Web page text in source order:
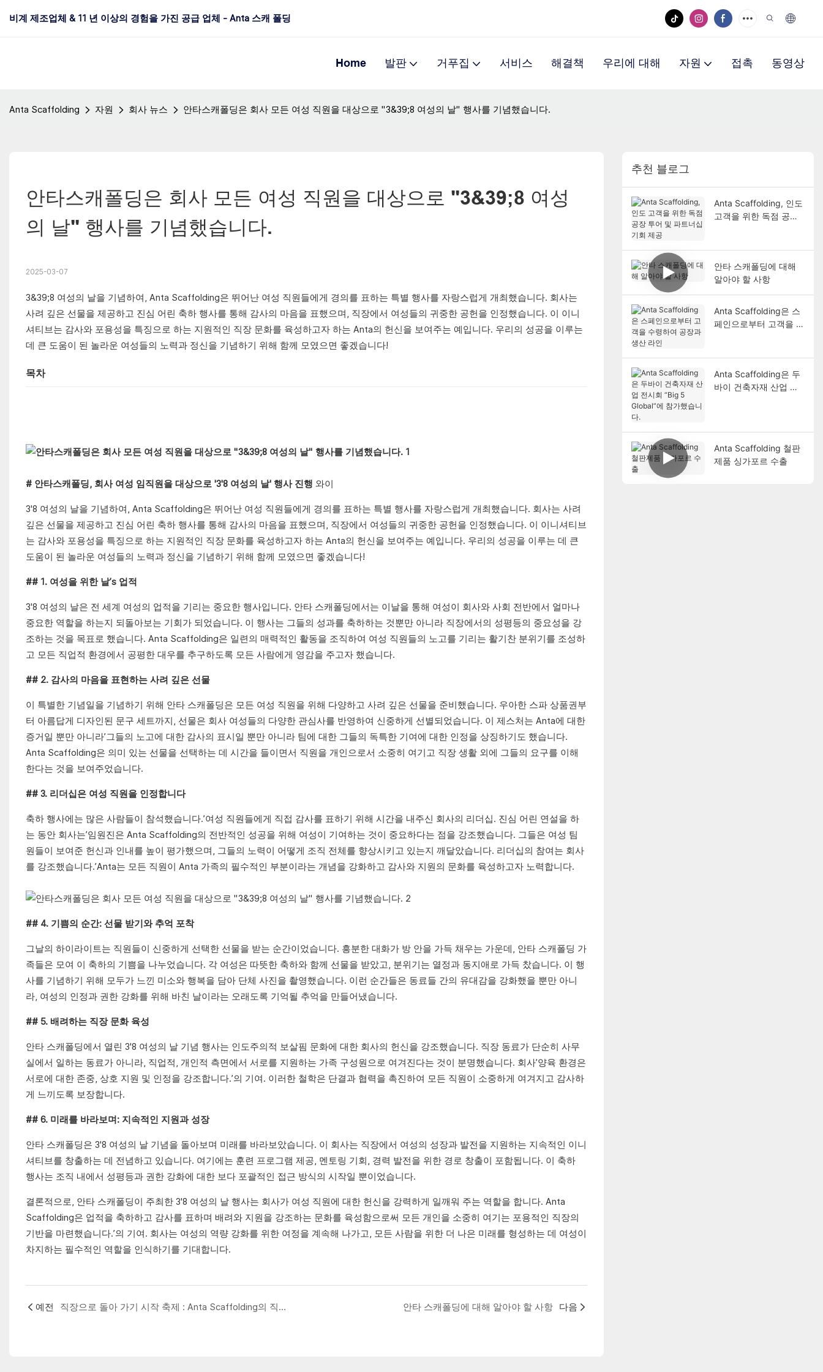
비계 제조업체 & 11 년 이상의 경험을 가진 공급 업체 - Anta 스캐 폴딩
Home 발판 거푸집 서비스 해결책 우리에 대해 자원 접촉 동영상
Anta Scaffolding 자원 회사 뉴스 안타스캐폴딩은 회사 모든 여성 직원을 대상으로 "3&39;8 여성의 날" 행사를 기념했습니다.
안타스캐폴딩은 회사 모든 여성 직원을 대상으로 "3&39;8 여성
의 날" 행사를 기념했습니다.
2025-03-07
3&39;8 여성의 날을 기념하여, Anta Scaffolding은 뛰어난 여성 직원들에게 경의를 표하는 특별 행사를 자랑스럽게 개최했습니다. 회사는
사려 깊은 선물을 제공하고 진심 어린 축하 행사를 통해 감사의 마음을 표했으며, 직장에서 여성들의 귀중한 공헌을 인정했습니다. 이 이니
셔티브는 감사와 포용성을 특징으로 하는 지원적인 직장 문화를 육성하고자 하는 Anta의 헌신을 보여주는 예입니다. 우리의 성공을 이루는
데 큰 도움이 된 놀라운 여성들의 노력과 정신을 기념하기 위해 함께 모였으면 좋겠습니다!
목차
# 안타스캐폴딩, 회사 여성 임직원을 대상으로 '3'8 여성의 날' 행사 진행 와이
3'8 여성의 날을 기념하여, Anta Scaffolding은 뛰어난 여성 직원들에게 경의를 표하는 특별 행사를 자랑스럽게 개최했습니다. 회사는 사려
깊은 선물을 제공하고 진심 어린 축하 행사를 통해 감사의 마음을 표했으며, 직장에서 여성들의 귀중한 공헌을 인정했습니다. 이 이니셔티브
는 감사와 포용성을 특징으로 하는 지원적인 직장 문화를 육성하고자 하는 Anta의 헌신을 보여주는 예입니다. 우리의 성공을 이루는 데 큰
도움이 된 놀라운 여성들의 노력과 정신을 기념하기 위해 함께 모였으면 좋겠습니다!
## 1. 여성을 위한 날’s 업적
3'8 여성의 날은 전 세계 여성의 업적을 기리는 중요한 행사입니다. 안타 스캐폴딩에서는 이날을 통해 여성이 회사와 사회 전반에서 얼마나
중요한 역할을 하는지 되돌아보는 기회가 되었습니다. 이 행사는 그들의 성과를 축하하는 것뿐만 아니라 직장에서의 성평등의 중요성을 강
조하는 것을 목표로 했습니다. Anta Scaffolding은 일련의 매력적인 활동을 조직하여 여성 직원들의 노고를 기리는 활기찬 분위기를 조성하
고 모든 직업적 환경에서 공평한 대우를 추구하도록 모든 사람에게 영감을 주고자 했습니다.
## 2. 감사의 마음을 표현하는 사려 깊은 선물
이 특별한 기념일을 기념하기 위해 안타 스캐폴딩은 모든 여성 직원을 위해 다양하고 사려 깊은 선물을 준비했습니다. 우아한 스파 상품권부
터 아름답게 디자인된 문구 세트까지, 선물은 회사 여성들의 다양한 관심사를 반영하여 신중하게 선별되었습니다. 이 제스처는 Anta에 대한
증거일 뿐만 아니라’그들의 노고에 대한 감사의 표시일 뿐만 아니라 팀에 대한 그들의 독특한 기여에 대한 인정을 상징하기도 했습니다.
Anta Scaffolding은 의미 있는 선물을 선택하는 데 시간을 들이면서 직원을 개인으로서 소중히 여기고 직장 생활 외에 그들의 요구를 이해
한다는 것을 보여주었습니다.
## 3. 리더십은 여성 직원을 인정합니다
축하 행사에는 많은 사람들이 참석했습니다.’여성 직원들에게 직접 감사를 표하기 위해 시간을 내주신 회사의 리더십. 진심 어린 연설을 하
는 동안 회사는’임원진은 Anta Scaffolding의 전반적인 성공을 위해 여성이 기여하는 것이 중요하다는 점을 강조했습니다. 그들은 여성 팀
원들이 보여준 헌신과 인내를 높이 평가했으며, 그들의 노력이 어떻게 조직 전체를 향상시키고 있는지 깨달았습니다. 리더십의 참여는 회사
를 강조했습니다.’Anta는 모든 직원이 Anta 가족의 필수적인 부분이라는 개념을 강화하고 감사와 지원의 문화를 육성하고자 노력합니다.
## 4. 기쁨의 순간: 선물 받기와 추억 포착
그날의 하이라이트는 직원들이 신중하게 선택한 선물을 받는 순간이었습니다. 흥분한 대화가 방 안을 가득 채우는 가운데, 안타 스캐폴딩 가
족들은 모여 이 축하의 기쁨을 나누었습니다. 각 여성은 따뜻한 축하와 함께 선물을 받았고, 분위기는 열정과 동지애로 가득 찼습니다. 이 행
사를 기념하기 위해 모두가 느낀 미소와 행복을 담아 단체 사진을 촬영했습니다. 이런 순간들은 동료들 간의 유대감을 강화했을 뿐만 아니
라, 여성의 인정과 권한 강화를 위해 바친 날이라는 오래도록 기억될 추억을 만들어냈습니다.
## 5. 배려하는 직장 ​​문화 육성
안타 스캐폴딩에서 열린 3'8 여성의 날 기념 행사는 인도주의적 보살핌 문화에 대한 회사의 헌신을 강조했습니다. 직장 동료가 단순히 사무
실에서 일하는 동료가 아니라, 직업적, 개인적 측면에서 서로를 지원하는 가족 구성원으로 여겨진다는 것이 분명했습니다. 회사’양육 환경은
서로에 대한 존중, 상호 지원 및 인정을 강조합니다.’의 기여. 이러한 철학은 단결과 협력을 촉진하여 모든 직원이 소중하게 여겨지고 감사하
게 느끼도록 보장합니다.
## 6. 미래를 바라보며: 지속적인 지원과 성장
안타 스캐폴딩은 3'8 여성의 날 기념을 돌아보며 미래를 바라보았습니다. 이 회사는 직장에서 여성의 성장과 발전을 지원하는 지속적인 이니
셔티브를 창출하는 데 전념하고 있습니다. 여기에는 훈련 프로그램 제공, 멘토링 기회, 경력 발전을 위한 경로 창출이 포함됩니다. 이 축하
행사는 조직 내에서 성평등과 권한 강화에 대한 보다 포괄적인 접근 방식의 시작일 뿐이었습니다.
결론적으로, 안타 스캐폴딩이 주최한 3'8 여성의 날 행사는 회사가 여성 직원에 대한 헌신을 강력하게 일깨워 주는 역할을 합니다. Anta
Scaffolding은 업적을 축하하고 감사를 표하며 배려와 지원을 강조하는 문화를 육성함으로써 모든 개인을 소중히 여기는 포용적인 직장의
기반을 마련했습니다.’의 기여. 회사는 여성의 역량 강화를 위한 여정을 계속해 나가고, 모든 사람을 위한 더 나은 미래를 형성하는 데 여성이
차지하는 필수적인 역할을 인식하기를 기대합니다.
예전 직장으로 돌아 가기 시작 축제 : Anta Scaffolding의 직원의 칭찬 및 성공적인 2025 작업 계획에 대한 비전 안타 스캐폴딩에 대해 알아야 할 사항 다음
추천 블로그
Anta Scaffolding, 인도
고객을 위한 독점 공장
안타 스캐폴딩에 대해
알아야 할 사항
Anta Scaffolding은 스
페인으로부터 고객을 수
Anta Scaffolding은 두
바이 건축자재 산업 전
Anta Scaffolding 철판
제품 싱가포르 수출